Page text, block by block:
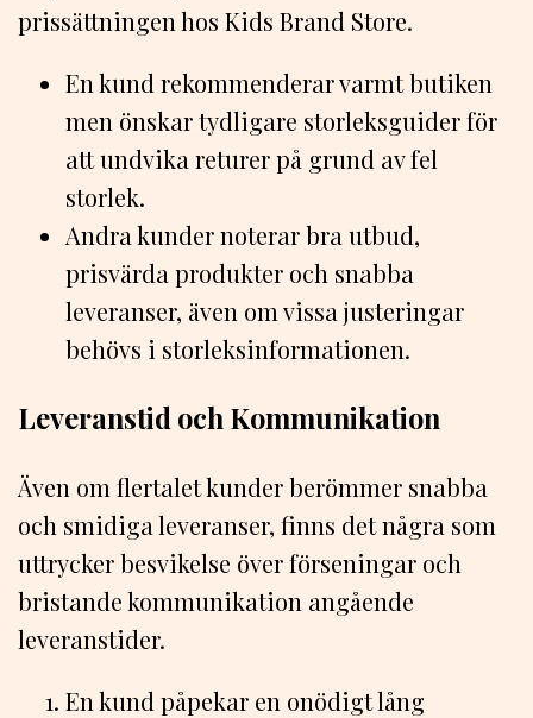
prissättningen hos Kids Brand Store.
En kund rekommenderar varmt butiken
men önskar tydligare storleksguider för
att undvika returer på grund av fel
storlek.
Andra kunder noterar bra utbud,
prisvärda produkter och snabba
leveranser, även om vissa justeringar
behövs i storleksinformationen.
Leveranstid och Kommunikation
Även om flertalet kunder berömmer snabba
och smidiga leveranser, finns det några som
uttrycker besvikelse över förseningar och
bristande kommunikation angående
leveranstider.
En kund påpekar en onödigt lång